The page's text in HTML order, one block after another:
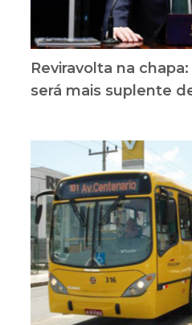
Reviravolta na
será mais suplente